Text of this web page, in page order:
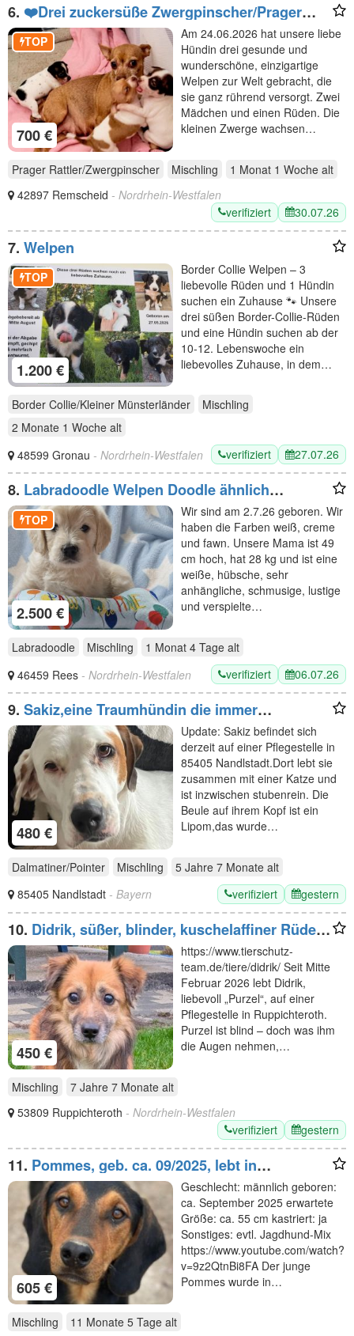
6. ❤️Drei zuckersüße Zwergpinscher/Prager
Rattler Mix Welpen suchen ihr Traumzuhause
700 €
TOP
Am 24.06.2026 hat unsere liebe
Hündin drei gesunde und
wunderschöne, einzigartige
Welpen zur Welt gebracht, die
sie ganz rührend versorgt. Zwei
Mädchen und einen Rüden. Die
kleinen Zwerge wachsen…
Prager Rattler/Zwergpinscher Mischling 1 Monat 1 Woche alt
42897 Remscheid - Nordrhein-Westfalen
verifiziert
30.07.26
7. Welpen
1.200 €
TOP
Border Collie Welpen – 3
liebevolle Rüden und 1 Hündin
suchen ein Zuhause 🐾 Unsere
drei süßen Border-Collie-Rüden
und eine Hündin suchen ab der
10-12. Lebenswoche ein
liebevolles Zuhause, in dem…
Border Collie/Kleiner Münsterländer
Mischling
2 Monate 1 Woche alt
48599 Gronau - Nordrhein-Westfalen verifiziert 27.07.26
8. Labradoodle Welpen Doodle ähnlich
Goldendoodle F1 Medium - erfahrene liebevolle
Familienaufzucht
2.500 €
TOP
Wir sind am 2.7.26 geboren. Wir
haben die Farben weiß, creme
und fawn. Unsere Mama ist 49
cm hoch, hat 28 kg und ist eine
weiße, hübsche, sehr
anhängliche, schmusige, lustige
und verspielte…
Labradoodle Mischling 1 Monat 4 Tage alt
46459 Rees - Nordrhein-Westfalen verifiziert 06.07.26
9. Sakiz,eine Traumhündin die immer
übersehen wird
480 €
Update: Sakiz befindet sich
derzeit auf einer Pflegestelle in
85405 Nandlstadt.Dort lebt sie
zusammen mit einer Katze und
ist inzwischen stubenrein. Die
Beule auf ihrem Kopf ist ein
Lipom,das wurde…
Dalmatiner/Pointer Mischling 5 Jahre 7 Monate alt
85405 Nandlstadt - Bayern verifiziert gestern
10. Didrik, süßer, blinder, kuschelaffiner Rüde
sucht ein liebevolles Zuhause, 7J, 45 cm
450 €
https://www.tierschutz-
team.de/tiere/didrik/ Seit Mitte
Februar 2026 lebt Didrik,
liebevoll „Purzel“, auf einer
Pflegestelle in Ruppichteroth.
Purzel ist blind – doch was ihm
die Augen nehmen,…
Mischling 7 Jahre 7 Monate alt
53809 Ruppichteroth - Nordrhein-Westfalen
verifiziert
gestern
11. Pommes, geb. ca. 09/2025, lebt in
GRIECHENLAND, im städt. Tierheim Serres
605 €
Geschlecht: männlich geboren:
ca. September 2025 erwartete
Größe: ca. 55 cm kastriert: ja
Sonstiges: evtl. Jagdhund-Mix
https://www.youtube.com/watch?
v=9z2QtnBi8FA Der junge
Pommes wurde in…
Mischling 11 Monate 5 Tage alt